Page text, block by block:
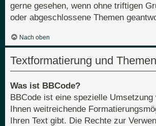
gerne gesehen, wenn ohne triftigen
oder abgeschlossene Themen
Nach oben
Textformatierung und
Was ist BBCode?
BBCode ist eine spezielle Umsetzung
Ihnen weitreichende
Ihren Text gibt. Die Rechte zur